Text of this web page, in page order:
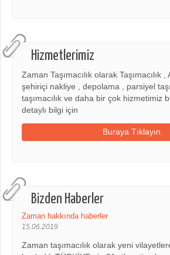
Hizmetlerimiz
Zaman Taşımacılık olarak Taşımacılık ,
şehiriçi nakliye , depolama , parsiyel
taşımacılık ve daha bir çok hizmetimiz
detaylı bilgi için
Buraya Tıklayın
Bizden Haberler
Zaman hakkında haberler
15.06.2019
Zaman taşımacılık olarak yeni